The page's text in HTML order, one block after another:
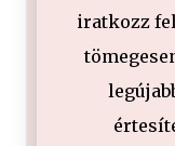
iratkozz